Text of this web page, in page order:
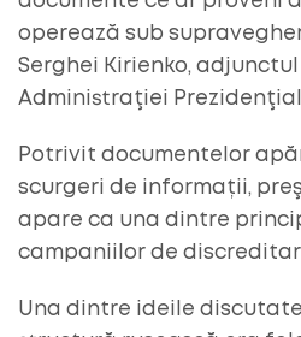
operează sub
Serghei Kirienko, adjunctul
Administraţiei
Potrivit documentelor
scurgeri de informații,
apare ca una dintre
campaniilor de
Una dintre ideile